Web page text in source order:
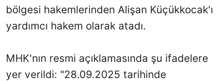
bölgesi hakemlerinden Alişan Küçükkocak'ı
yardımcı hakem olarak atadı.
MHK'nın resmi açıklamasında şu ifadelere
yer verildi: "28.09.2025 tarihinde